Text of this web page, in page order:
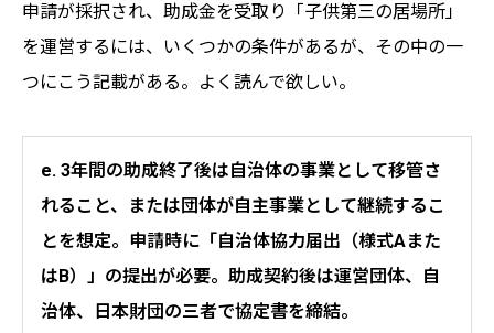
申請が採択され、助成金を受取り「子供第三の居場所」
を運営するには、いくつかの条件があるが、その中の一
つにこう記載がある。よく読んで欲しい。
e. 3年間の助成終了後は自治体の事業として移管さ
れること、または団体が自主事業として継続するこ
とを想定。申請時に「自治体協力届出（様式Aまた
はB）」の提出が必要。助成契約後は運営団体、自
治体、日本財団の三者で協定書を締結。